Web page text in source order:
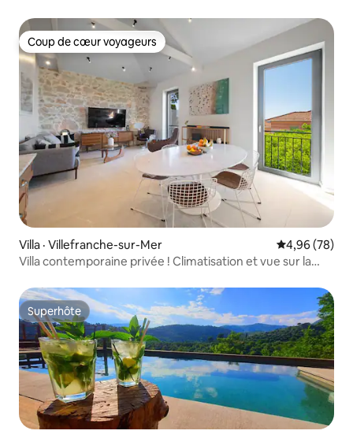
Coup de cœur voyageurs
Coup de cœur voyageurs
Villa · Villefranche-sur-Mer Note
4,96 (78)
Villa contemporaine privée ! Climatisation et vue sur la
Superhôte
Superhôte